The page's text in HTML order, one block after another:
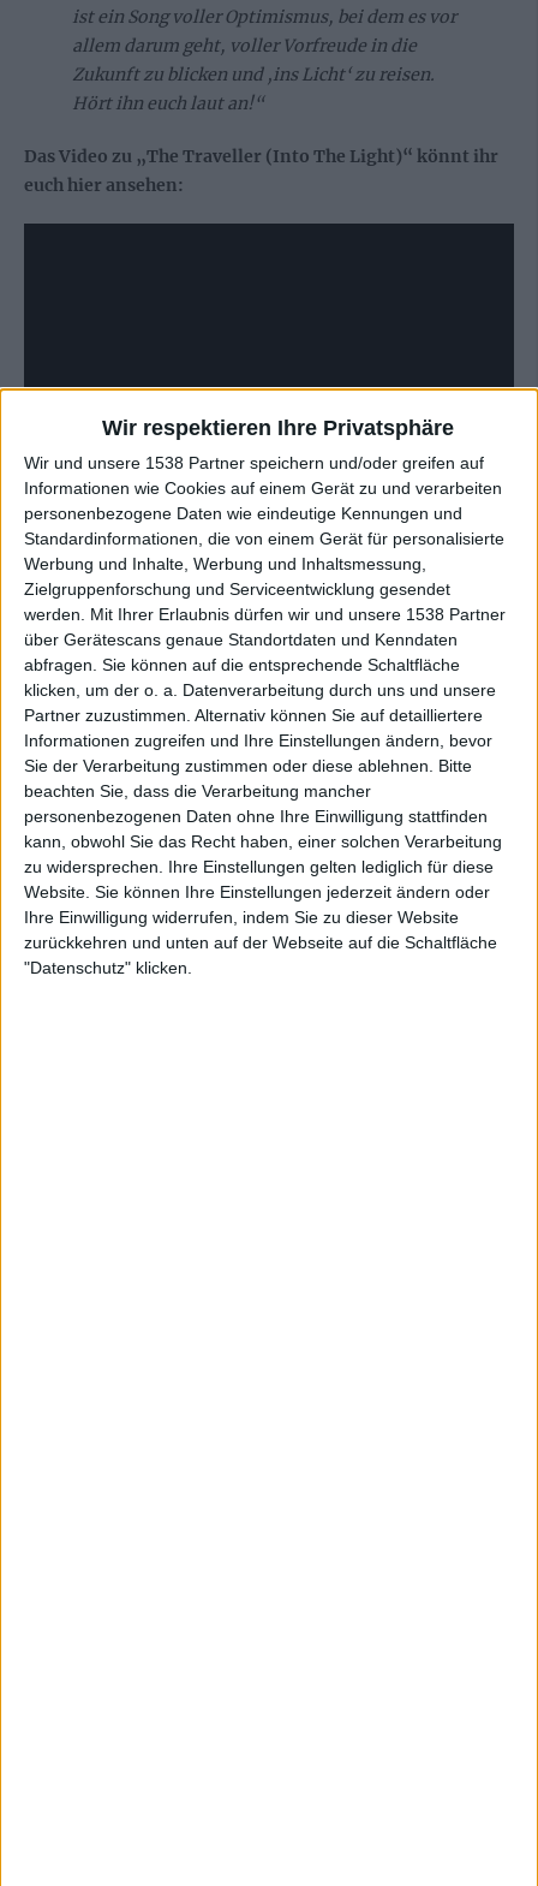
Wir respektieren Ihre Privatsphäre
Wir und unsere 1538 Partner speichern und/oder greifen auf
Informationen wie Cookies auf einem Gerät zu und verarbeiten
personenbezogene Daten wie eindeutige Kennungen und
Standardinformationen, die von einem Gerät für personalisierte
Werbung und Inhalte, Werbung und Inhaltsmessung,
Zielgruppenforschung und Serviceentwicklung gesendet
werden.
Mit Ihrer Erlaubnis dürfen wir und unsere 1538 Partner
über Gerätescans genaue Standortdaten und Kenndaten
abfragen. Sie können auf die entsprechende Schaltfläche
klicken, um der o. a. Datenverarbeitung durch uns und unsere
Partner zuzustimmen. Alternativ können Sie auf detailliertere
Informationen zugreifen und Ihre Einstellungen ändern, bevor
Sie der Verarbeitung zustimmen oder diese ablehnen.
Bitte
beachten Sie, dass die Verarbeitung mancher
personenbezogenen Daten ohne Ihre Einwilligung stattfinden
kann, obwohl Sie das Recht haben, einer solchen Verarbeitung
zu widersprechen. Ihre Einstellungen gelten lediglich für diese
Website. Sie können Ihre Einstellungen jederzeit ändern oder
Ihre Einwilligung widerrufen, indem Sie zu dieser Website
zurückkehren und unten auf der Webseite auf die Schaltfläche
"Datenschutz" klicken.
ist ein Song voller Optimismus, bei dem es vor
allem darum geht, voller Vorfreude in die
Zukunft zu blicken und ‚ins Licht‘ zu reisen.
Hört ihn euch laut an!“
Das Video zu „The Traveller (Into The Light)“ könnt ihr
euch hier ansehen:
„Indigo“ – Tracklist:
The Traveller (Into The Light)
Change Of Heart
Arcadia
Is This The Life?
Tattoo Indigo (Part 1)
Tattoo Indigo (Part 2)
Tattoo Indigo (Part 3)
Life In The Sun
Hymn For The Fallen
Night And Day
Valencia (The Ghost Ship)
An Elegy
Chesapeake Bay (Featuring Steve Howe)